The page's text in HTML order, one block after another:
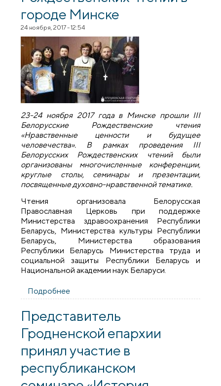
городе Минске
24 ноября, 2017 - 12:54
23-24 ноября 2017 года в Минске прошли III
Белорусские Рождественские чтения
«Нравственные ценности и будущее
человечества». В рамках проведения III
Белорусских Рождественских чтений были
организованы многочисленные конференции,
круглые столы, семинары и презентации,
посвященные духовно-нравственной тематике.
Чтения организовала Белорусская
Православная Церковь при поддержке
Министерства здравоохранения Республики
Беларусь, Министерства культуры Республики
Беларусь, Министерства образования
Республики Беларусь Министерства труда и
социальной защиты Республики Беларусь и
Национальной академии наук Беларуси.
Подробнее
приняли участие в работе III
городе Минске
Представитель
Гродненской епархии
принял участие в
республиканском